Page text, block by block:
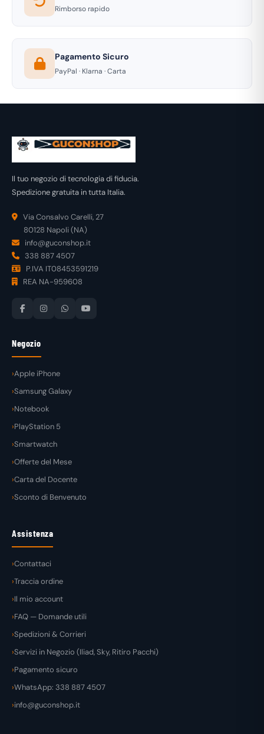
Rimborso rapido
Pagamento Sicuro
PayPal · Klarna · Carta
Il tuo negozio di tecnologia di fiducia.
Spedizione gratuita in tutta Italia.
Via Consalvo Carelli, 27
80128 Napoli (NA)
info@guconshop.it
338 887 4507
P.IVA IT08453591219
REA NA-959608
Negozio
Apple iPhone
Samsung Galaxy
Notebook
PlayStation 5
Smartwatch
Offerte del Mese
Carta del Docente
Sconto di Benvenuto
Assistenza
Contattaci
Traccia ordine
Il mio account
FAQ — Domande utili
Spedizioni & Corrieri
Servizi in Negozio (Iliad, Sky, Ritiro Pacchi)
Pagamento sicuro
WhatsApp: 338 887 4507
info@guconshop.it